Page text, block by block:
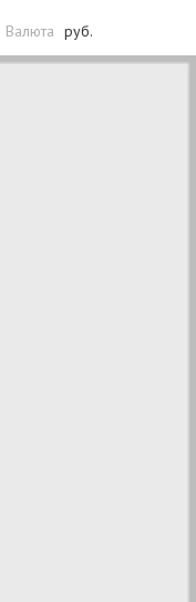
Валюта руб.